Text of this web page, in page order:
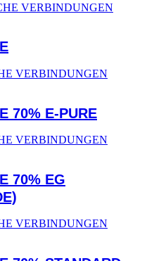
VERBINDUNGEN
VERBINDUNGEN
70% E-PURE
VERBINDUNGEN
70% EG
VERBINDUNGEN